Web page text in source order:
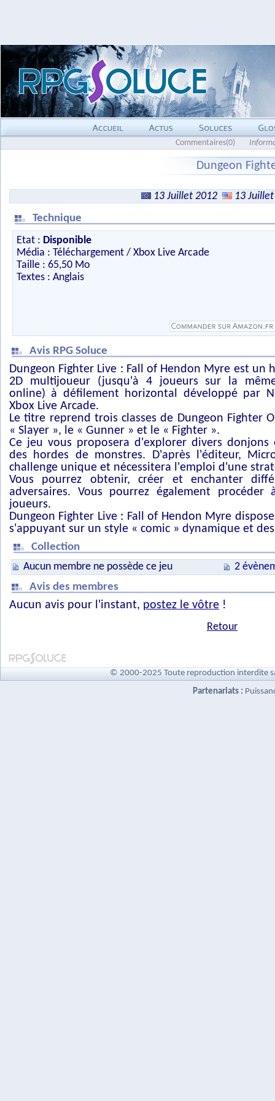
Commentaires(0)
Dungeon
13 Juillet 2012
13
Technique
Etat : Disponible
Média : Téléchargement / Xbox Live Arcade
Taille : 65,50 Mo
Textes : Anglais
Avis RPG Soluce
Dungeon Fighter Live : Fall of Hendon Myre est un
2D multijoueur (jusqu'à 4 joueurs sur la
online) à défilement horizontal développé par
Xbox Live Arcade.
Le titre reprend trois classes de Dungeon Fighter
« Slayer », le « Gunner » et le « Fighter ».
Ce jeu vous proposera d'explorer divers
des hordes de monstres. D'après l'éditeur,
challenge unique et nécessitera l'emploi d'une
Vous pourrez obtenir, créer et enchanter
adversaires. Vous pourrez également procéder
joueurs.
Dungeon Fighter Live : Fall of Hendon Myre
s'appuyant sur un style « comic » dynamique et
Collection
Aucun membre ne possède ce jeu
2
Avis des membres
Aucun avis pour l'instant, postez le vôtre !
Retour
© 2000-2025 Toute reproduction interdite
Partenariats :